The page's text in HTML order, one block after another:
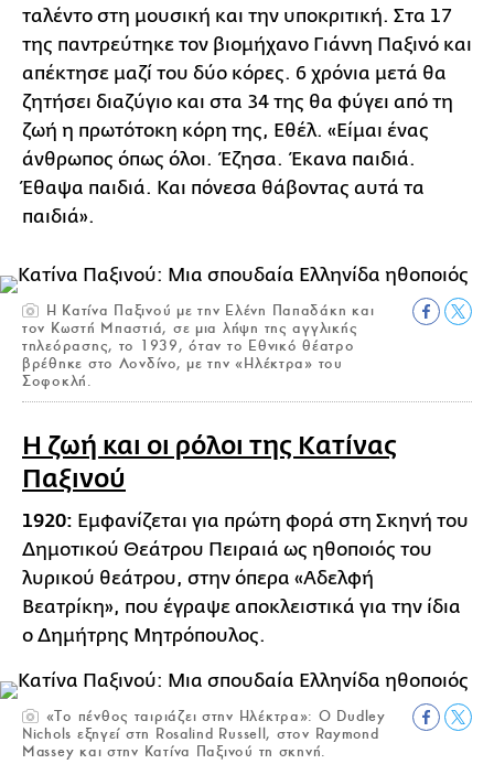
ταλέντο στη μουσική και την υποκριτική. Στα 17
της παντρεύτηκε τον βιομήχανο Γιάννη Παξινό και
απέκτησε μαζί του δύο κόρες. 6 χρόνια μετά θα
ζητήσει διαζύγιο και στα 34 της θα φύγει από τη
ζωή η πρωτότοκη κόρη της, Εθέλ. «Είμαι ένας
άνθρωπος όπως όλοι. Έζησα. Έκανα παιδιά.
Έθαψα παιδιά. Και πόνεσα θάβοντας αυτά τα
παιδιά».
Η Κατίνα Παξινού με την Ελένη Παπαδάκη και
τον Κωστή Μπαστιά, σε μια λήψη της αγγλικής
τηλεόρασης, το 1939, όταν το Εθνικό θέατρο
βρέθηκε στο Λονδίνο, με την «Ηλέκτρα» του
Σοφοκλή.
Η ζωή και οι ρόλοι της Κατίνας
Παξινού
1920: Εμφανίζεται για πρώτη φορά στη Σκηνή του
Δημοτικού Θεάτρου Πειραιά ως ηθοποιός του
λυρικού θεάτρου, στην όπερα «Αδελφή
Βεατρίκη», που έγραψε αποκλειστικά για την ίδια
ο Δημήτρης Μητρόπουλος.
«Το πένθος ταιριάζει στην Ηλέκτρα»: Ο Dudley
Nichols εξηγεί στη Rosalind Russell, στον Raymond
Massey και στην Κατίνα Παξινού τη σκηνή.